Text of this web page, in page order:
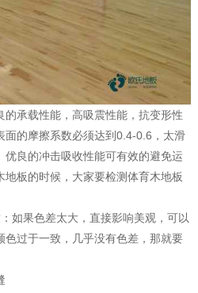
承载性能，高吸震性能，抗变形性
面的摩擦系数必须达到0.4-0.6，太滑
良的冲击吸收性能可有效的避免运
板的时候，大家要检测体育木地板
如果色差太大，直接影响美观，可以
过于一致，几乎没有色差，那就要